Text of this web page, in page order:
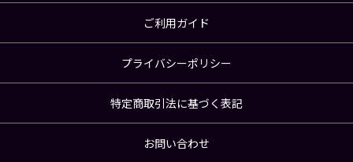
ご利用ガイド
プライバシーポリシー
特定商取引法に基づく表記
お問い合わせ